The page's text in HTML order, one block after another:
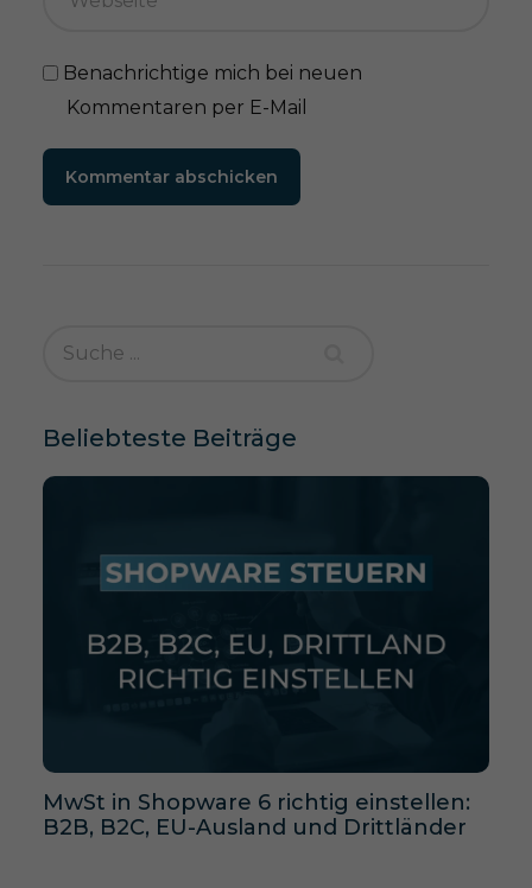
Benachrichtige mich bei neuen
Kommentaren per E-Mail
Kommentar abschicken
Beliebteste Beiträge
MwSt in Shopware 6 richtig einstellen:
B2B, B2C, EU-Ausland und Drittländer